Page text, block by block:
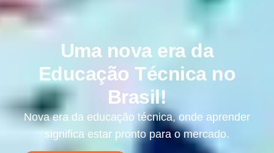
Cursos Técnicos
a distância !
Sua profissão começa onde você estiver.
ENCONTRE O SEU CURSO